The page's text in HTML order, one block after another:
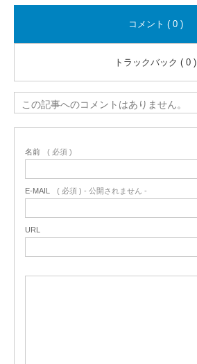
コメント ( 0 )
トラックバック ( 0 )
この記事へのコメントはありません。
名前 ( 必須 )
E-MAIL ( 必須 ) - 公開されません -
URL